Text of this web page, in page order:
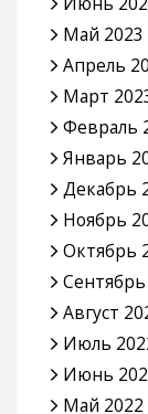
Май 2023
Апрель
Март
Февраль
Январь
Декабрь
Ноябрь
Октябрь
Август
Июль
Июнь
Май 2022